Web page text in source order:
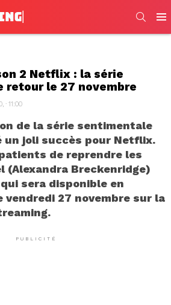
2 Netflix : la série
retour le 27 novembre
· 11:00
de la série sentimentale
un joli succès pour Netflix.
de reprendre les
(Alexandra Breckenridge)
sera disponible en
27 novembre sur la
PUBLICITÉ